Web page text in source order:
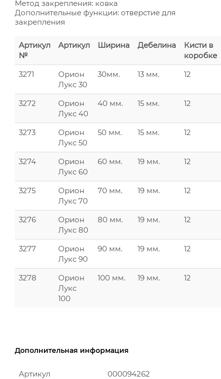
Метод закрепления: ковка
Дополнительные функции: отверстие для
закрепления
Артикул
№
Артикул Ширина Дебелина
Кисти в
коробке
3271
Орион
Лукс 30
30мм. 13 мм. 12
3272
Орион
Лукс 40
40 мм. 15 мм. 12
3273
Орион
Лукс 50
50 мм. 15 мм. 12
3274
Орион
Лукс 60
60 мм. 19 мм. 12
3275
Орион
Лукс 70
70 мм. 19 мм. 12
3276
Орион
Лукс 80
80 мм. 19 мм. 12
3277
Орион
Лукс 90
90 мм. 19 мм. 12
3278
Орион
Лукс
100
100 мм. 19 мм. 12
Дополнительная информация
Артикул
000094262